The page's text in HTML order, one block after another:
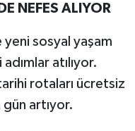
NEFES ALIYOR
yeni sosyal yaşam
atılıyor.
rotaları ücretsiz
artıyor.